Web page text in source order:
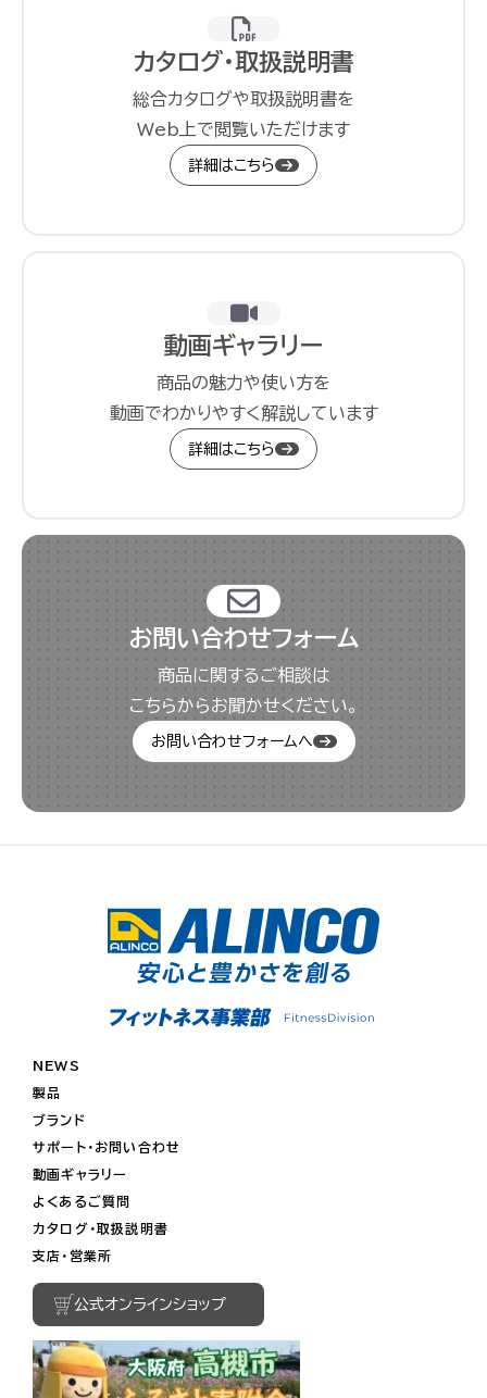
カタログ・取扱説明書
総合カタログや取扱説明書を
Web上で閲覧いただけます
詳細はこちら
動画ギャラリー
商品の魅力や使い方を
動画でわかりやすく解説しています
詳細はこちら
お問い合わせフォーム
商品に関するご相談は
こちらからお聞かせください。
お問い合わせフォームへ
NEWS
製品
ブランド
サポート・お問い合わせ
動画ギャラリー
よくあるご質問
カタログ・取扱説明書
支店・営業所
公式オンラインショップ